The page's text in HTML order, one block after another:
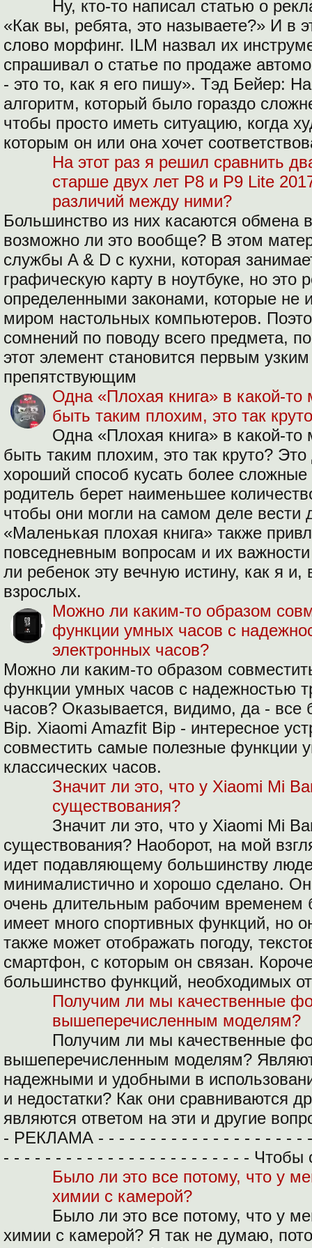
Ну, кто-то написал статью о
«Как вы, ребята, это называете?» И в
слово морфинг. ILM назвал их
спрашивал о статье по продаже
- это то, как я его пишу». Тэд Бейер:
алгоритм, который было гораздо
чтобы просто иметь ситуацию, когда
которым он или она хочет
На этот раз я решил сравнить
старше двух лет P8 и P9 Lite
различий между ними?
Большинство из них касаются обмена
возможно ли это вообще? В этом
службы A & D с кухни, которая
графическую карту в ноутбуке, но это
определенными законами, которые не
миром настольных компьютеров.
сомнений по поводу всего предмета,
этот элемент становится первым
препятствующим
Одна «Плохая книга» в какой-
быть таким плохим, это так
Одна «Плохая книга» в какой-
быть таким плохим, это так круто?
хороший способ кусать более
родитель берет наименьшее
чтобы они могли на самом деле вести
«Маленькая плохая книга» также
повседневным вопросам и их
ли ребенок эту вечную истину, как я
взрослых.
Можно ли каким-то образом
функции умных часов с
электронных часов?
Можно ли каким-то образом
функции умных часов с надежностью
часов? Оказывается, видимо, да - все
Bip. Xiaomi Amazfit Bip - интересное
совместить самые полезные функции
классических часов.
Значит ли это, что у Xiaomi Mi
существования?
Значит ли это, что у Xiaomi Mi
существования? Наоборот, на мой
идет подавляющему большинству
минималистично и хорошо сделано. Он
очень длительным рабочим временем
имеет много спортивных функций, но
также может отображать погоду,
смартфон, с которым он связан.
большинство функций, необходимых
Получим ли мы качественные
вышеперечисленным моделям?
Получим ли мы качественные
вышеперечисленным моделям?
надежными и удобными в
и недостатки? Как они сравниваются
являются ответом на эти и другие
- РЕКЛАМА - - - - - - - - - - - - - - - - - - - -
- - - - - - - - - - - - - - - - - - - - - - - - Чтобы
Было ли это все потому, что у
химии с камерой?
Было ли это все потому, что у
химии с камерой? Я так не думаю,